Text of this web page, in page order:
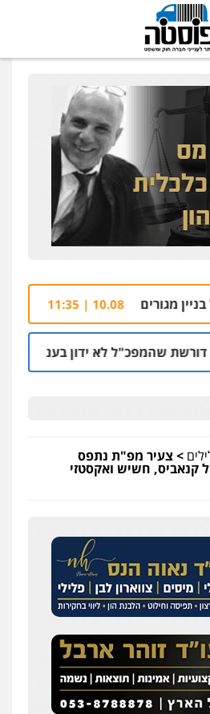
10.08 | 11:35 שלושה
לא ידון בעניינה בגלל
>צעיר מפ"ת נתפס
קנאביס, חשיש ואקסטזי
עו"ד
וחקירות עבירות המתה עורכי
אסירים